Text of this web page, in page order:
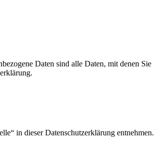
Daten sind alle Daten, mit denen Sie
in dieser Datenschutzerklärung entnehmen.